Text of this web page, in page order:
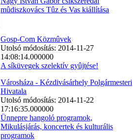
mûdiszkovács Tûz és Vas kiállítása
Gosp-Com Közmûvek
Utolsó módosítás: 2014-11-27
14:08:14.000000
A síküvegek szelektív gyûjtése!
Városháza - Kézdivásárhely Polgármesteri
Hivatala
Utolsó módosítás: 2014-11-22
17:16:35.000000
Ünnepre hangoló programok,
Mikulásjárás, koncertek és kulturális
programok